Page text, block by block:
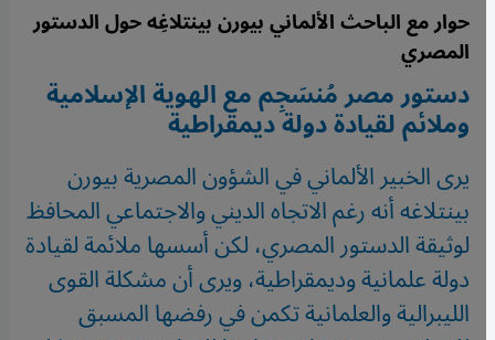
حوار مع الباحث الألماني بيورن بينتلاغِه حول الدستور
المصري
دستور مصر مُنسَجِم مع الهوية الإسلامية
وملائم لقيادة دولة ديمقراطية
يرى الخبير الألماني في الشؤون المصرية بيورن
بينتلاغه أنه رغم الاتجاه الديني والاجتماعي المحافظ
لوثيقة الدستور المصري، لكن أسسها ملائمة لقيادة
دولة علمانية وديمقراطية، ويرى أن مشكلة القوى
الليبرالية والعلمانية تكمن في رفضها المسبق